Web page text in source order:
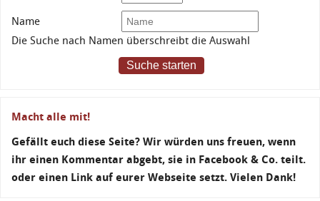
Name
Die Suche nach Namen überschreibt die Auswahl
Suche starten
Macht alle mit!
Gefällt euch diese Seite? Wir würden uns freuen, wenn
ihr einen Kommentar abgebt, sie in Facebook & Co. teilt.
oder einen Link auf eurer Webseite setzt. Vielen Dank!